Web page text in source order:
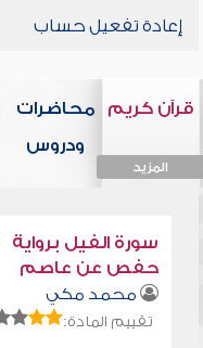
إعادة تفعيل حساب
قرآن كريم
المزيد
محاضرات
ودروس
سورة الفيل برواية
حفص عن عاصم
محمد مكي
تقييم المادة: